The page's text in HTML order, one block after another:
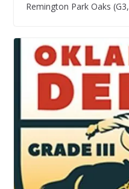
Remington Park Oaks (G3,